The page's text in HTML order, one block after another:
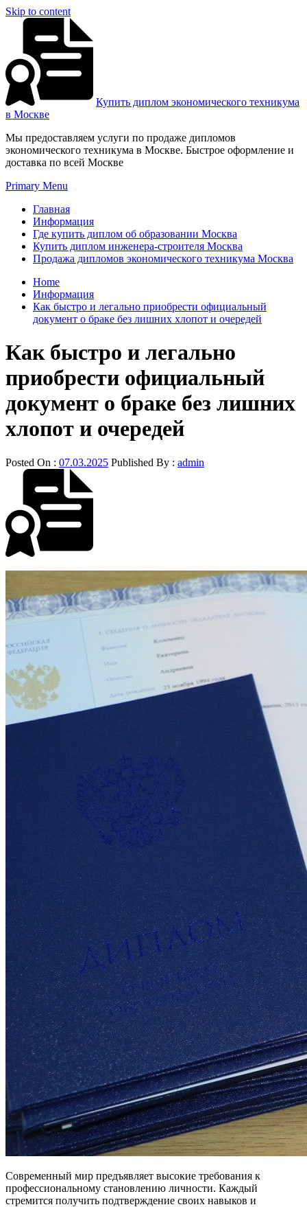
Skip to content
Купить диплом экономического техникума
в Москве
Мы предоставляем услуги по продаже дипломов
экономического техникума в Москве. Быстрое оформление и
доставка по всей Москве
Primary Menu
Главная
Информация
Где купить диплом об образовании Москва
Купить диплом инженера-строителя Москва
Продажа дипломов экономического техникума Москва
Home
Информация
Как быстро и легально приобрести официальный
документ о браке без лишних хлопот и очередей
Как быстро и легально
приобрести официальный
документ о браке без лишних
хлопот и очередей
Posted On : 07.03.2025 Published By : admin
Современный мир предъявляет высокие требования к
профессиональному становлению личности. Каждый
стремится получить подтверждение своих навыков и